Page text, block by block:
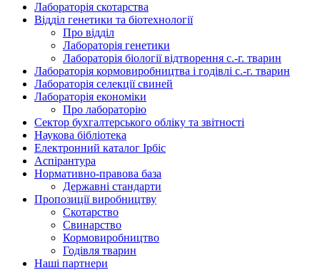
Лабораторія скотарства
Відділ генетики та біотехнології
Про відділ
Лабораторія генетики
Лабораторія біології відтворення с.-г. тварин
Лабораторія кормовиробництва і годівлі с.-г. тварин
Лабораторія селекції свиней
Лабораторія економіки
Про лабораторію
Сектор бухгалтерського обліку та звітності
Наукова бібліотека
Електронний каталог Iрбiс
Аспірантура
Нормативно-правова база
Державні стандарти
Пропозиції виробництву
Скотарство
Свинарство
Кормовиробництво
Годівля тварин
Наші партнери